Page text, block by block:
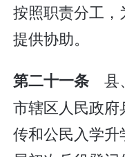
按照职责分工
提供协助。
第二十一条 县
市辖区人民政
传和公民入学